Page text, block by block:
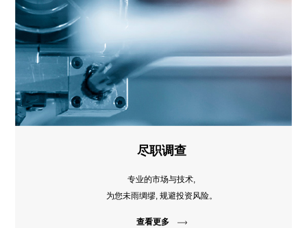
尽职调查
专业的市场与技术,
为您未雨绸缪, 规避投资风险。
查看更多